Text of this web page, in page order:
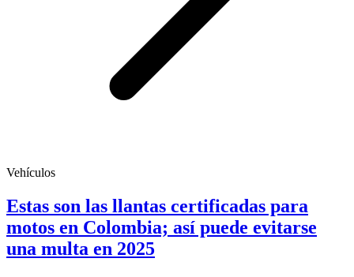
Vehículos
Estas son las llantas certificadas para
motos en Colombia; así puede evitarse
una multa en 2025